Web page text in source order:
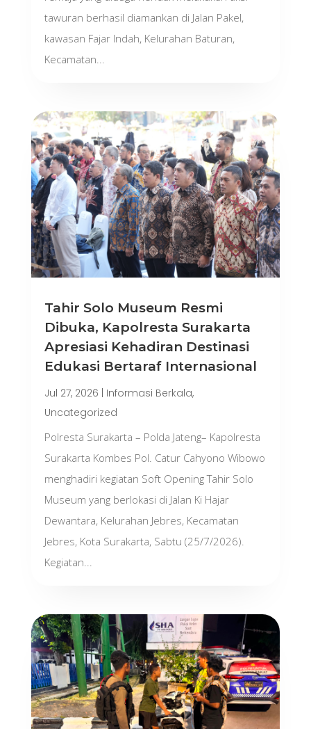
tawuran berhasil diamankan di Jalan Pakel,
kawasan Fajar Indah, Kelurahan Baturan,
Kecamatan...
Tahir Solo Museum Resmi
Dibuka, Kapolresta Surakarta
Apresiasi Kehadiran Destinasi
Edukasi Bertaraf Internasional
Jul 27, 2026 Informasi Berkala,
Uncategorized
Polresta Surakarta – Polda Jateng– Kapolresta
Surakarta Kombes Pol. Catur Cahyono Wibowo
menghadiri kegiatan Soft Opening Tahir Solo
Museum yang berlokasi di Jalan Ki Hajar
Dewantara, Kelurahan Jebres, Kecamatan
Jebres, Kota Surakarta, Sabtu (25/7/2026).
Kegiatan...